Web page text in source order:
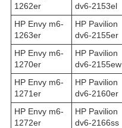
1262er
dv6-2153el
HP Envy m6-
1263er
HP Pavilion
dv6-2155er
HP Envy m6-
1270er
HP Pavilion
dv6-2155ew
HP Envy m6-
1271er
HP Pavilion
dv6-2160er
HP Envy m6-
1272er
HP Pavilion
dv6-2166ss